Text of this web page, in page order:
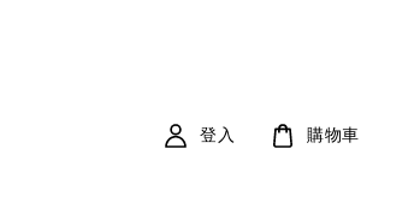
登入 購物車